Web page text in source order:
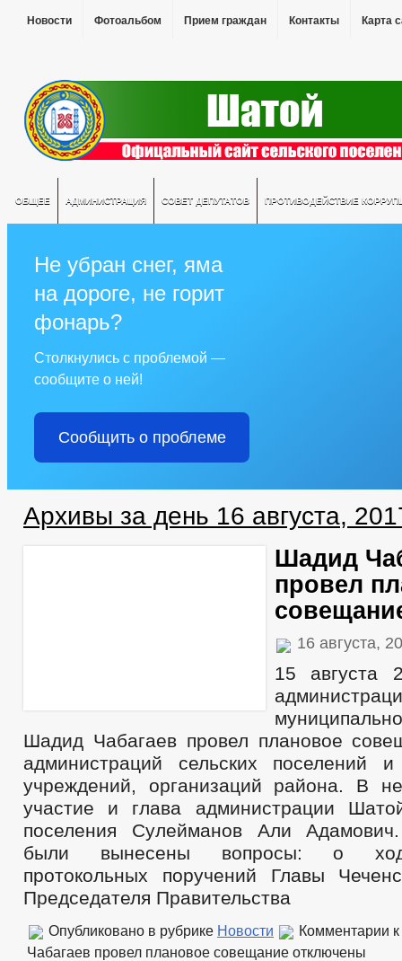
Новости Фотоальбом Прием граждан Контакты Карта
ОБЩЕЕ АДМИНИСТРАЦИЯ СОВЕТ ДЕПУТАТОВ ПРОТИВОДЕЙСТВИЕ
Не убран снег, яма
на дороге, не горит
фонарь?
Столкнулись с проблемой —
сообщите о ней!
Сообщить о проблеме
Архивы за день 16 августа,
Шадид
провел
16 августа,
15 августа
Шадид Чабагаев провел плановое
администраций сельских поселений и
учреждений, организаций района. В
участие и глава администрации
поселения Сулейманов Али
были вынесены вопросы: о
протокольных поручений Главы
Председателя Правительства
Опубликовано в рубрике Новости Комментарии
Чабагаев провел плановое совещание отключены